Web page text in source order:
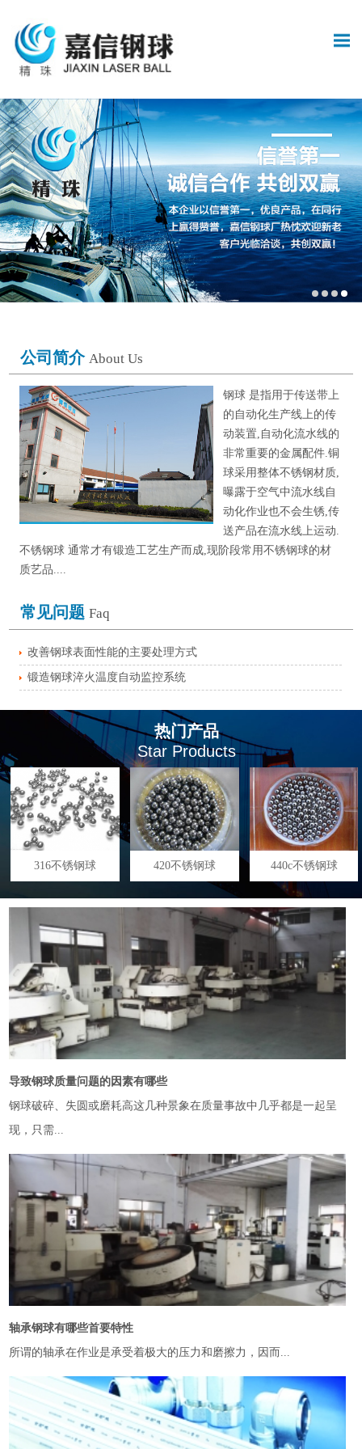
公司简介 About Us
钢球 是指用于传送带上
的自动化生产线上的传
动装置,自动化流水线的
非常重要的金属配件.铜
球采用整体不锈钢材质,
曝露于空气中流水线自
动化作业也不会生锈,传
送产品在流水线上运动.
不锈钢球 通常才有锻造工艺生产而成,现阶段常用不锈钢球的材
质艺品....
常见问题 Faq
改善钢球表面性能的主要处理方式
锻造钢球淬火温度自动监控系统
热门产品
Star Products
316不锈钢球 420不锈钢球 440c不锈钢球
导致钢球质量问题的因素有哪些
钢球破碎、失圆或磨耗高这几种景象在质量事故中几乎都是一起呈
现，只需...
轴承钢球有哪些首要特性
所谓的轴承在作业是承受着极大的压力和磨擦力，因而...